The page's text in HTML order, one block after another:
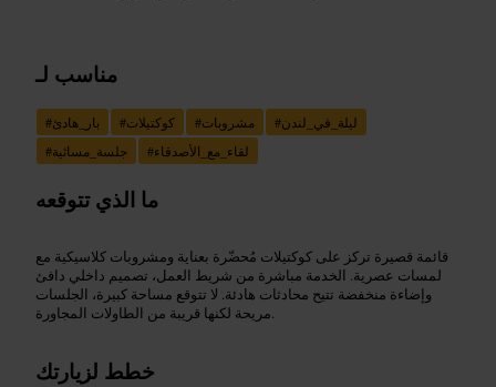
مناسب لـ
#بار_هادئ #كوكتيلات #مشروبات #ليلة_في_لندن
#جلسة_مسائية #لقاء_مع_الأصدقاء
ما الذي تتوقعه
قائمة قصيرة تركز على كوكتيلات مُحضّرة بعناية ومشروبات كلاسيكية مع
لمسات عصرية. الخدمة مباشرة من شريط العمل، تصميم داخلي دافئ
وإضاءة منخفضة تتيح محادثات هادئة. لا تتوقع مساحة كبيرة، الجلسات
مريحة لكنها قريبة من الطاولات المجاورة.
خطط لزيارتك